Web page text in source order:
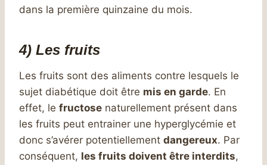
dans la première quinzaine du mois.
4) Les fruits
Les fruits sont des aliments contre lesquels le
sujet diabétique doit être mis en garde. En
effet, le fructose naturellement présent dans
les fruits peut entrainer une hyperglycémie et
donc s’avérer potentiellement dangereux. Par
conséquent, les fruits doivent être interdits,